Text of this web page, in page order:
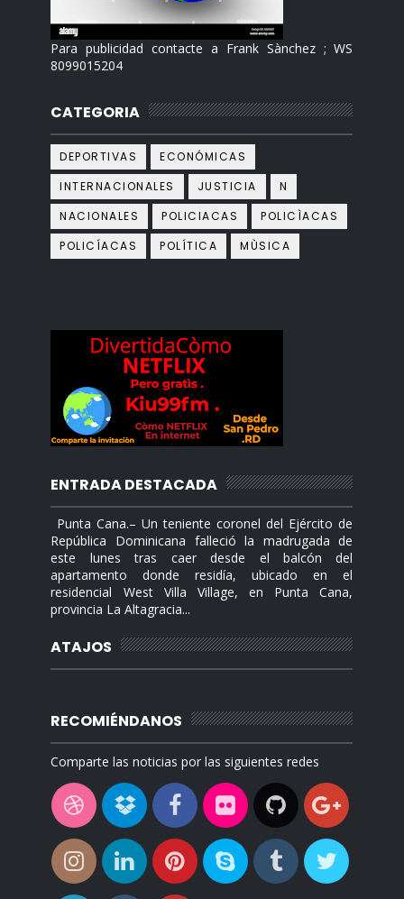
Para publicidad contacte a Frank Sànchez ; WS
8099015204
CATEGORIA
DEPORTIVAS
ECONÓMICAS
INTERNACIONALES
JUSTICIA
N
NACIONALES
POLICIACAS
POLICÌACAS
POLICÍACAS
POLÍTICA MÙSICA
ENTRADA DESTACADA
Punta Cana.– Un teniente coronel del Ejército de
República Dominicana falleció la madrugada de
este lunes tras caer desde el balcón del
apartamento donde residía, ubicado en el
residencial West Villa Village, en Punta Cana,
provincia La Altagracia...
ATAJOS
RECOMIÉNDANOS
Comparte las noticias por las siguientes redes